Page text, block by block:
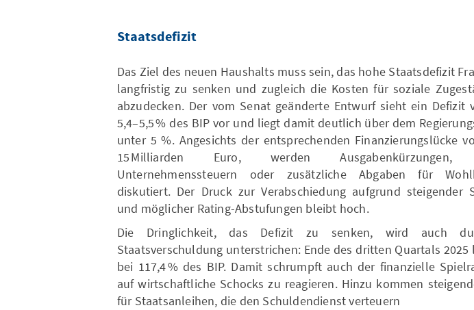
Staatsdefizit
Das Ziel des neuen Haushalts muss sein, das hohe Staatsdefizit
langfristig zu senken und zugleich die Kosten für soziale
abzudecken. Der vom Senat geänderte Entwurf sieht ein Defizit
5,4–5,5 % des BIP vor und liegt damit deutlich über dem
unter 5 %. Angesichts der entsprechenden Finanzierungslücke
15 Milliarden Euro, werden Ausgabenkürzungen,
Unternehmenssteuern oder zusätzliche Abgaben für
diskutiert. Der Druck zur Verabschiedung aufgrund steigender
und möglicher Rating-Abstufungen bleibt hoch.
Die Dringlichkeit, das Defizit zu senken, wird auch
Staatsverschuldung unterstrichen: Ende des dritten Quartals 2025
bei 117,4 % des BIP. Damit schrumpft auch der finanzielle
auf wirtschaftliche Schocks zu reagieren. Hinzu kommen
für Staatsanleihen, die den Schuldendienst verteuern